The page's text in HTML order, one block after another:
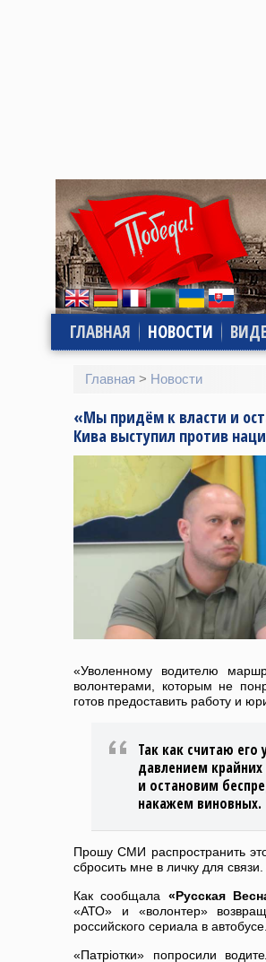
ГЛАВНАЯ НОВОСТИ
Главная > Новости
«Мы придём к власти и
Кива выступил против
«Уволенному водителю
волонтерами, которым не
готов предоставить работу и
Так как считаю
давлением
и остановим
накажем виновных.
Прошу СМИ распространить
сбросить мне в личку для
Как сообщала «Русская
«АТО» и «волонтер»
российского сериала в автобусе.
«Патрiотки» попросили